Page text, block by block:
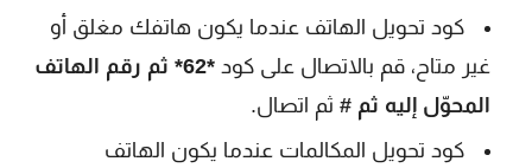
كود تحويل الهاتف عندما يكون هاتفك مغلق أو
غير متاح، قم بالاتصال على كود
*62* ثم رقم الهاتف
المحوّل إليه ثم # ثم اتصال.
كود تحويل المكالمات عندما يكون الهاتف